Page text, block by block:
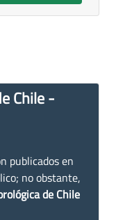
Chile -
publicados en
no obstante,
de Chile